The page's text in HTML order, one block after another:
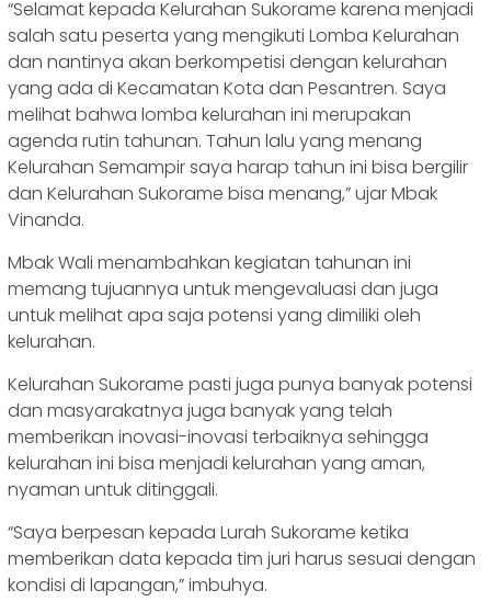
“Selamat kepada Kelurahan Sukorame karena menjadi
salah satu peserta yang mengikuti Lomba Kelurahan
dan nantinya akan berkompetisi dengan kelurahan
yang ada di Kecamatan Kota dan Pesantren. Saya
melihat bahwa lomba kelurahan ini merupakan
agenda rutin tahunan. Tahun lalu yang menang
Kelurahan Semampir saya harap tahun ini bisa bergilir
dan Kelurahan Sukorame bisa menang,” ujar Mbak
Vinanda.
Mbak Wali menambahkan kegiatan tahunan ini
memang tujuannya untuk mengevaluasi dan juga
untuk melihat apa saja potensi yang dimiliki oleh
kelurahan.
Kelurahan Sukorame pasti juga punya banyak potensi
dan masyarakatnya juga banyak yang telah
memberikan inovasi-inovasi terbaiknya sehingga
kelurahan ini bisa menjadi kelurahan yang aman,
nyaman untuk ditinggali.
“Saya berpesan kepada Lurah Sukorame ketika
memberikan data kepada tim juri harus sesuai dengan
kondisi di lapangan,” imbuhya.